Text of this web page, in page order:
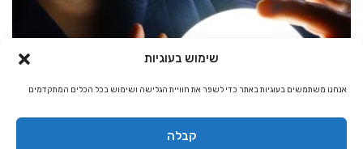
שימוש בעוגיות
אנחנו משתמשים בעוגיות באתר כדי לשפר את חוויית הגלישה ושימוש בכל הכלים המתקדמים
קבלה